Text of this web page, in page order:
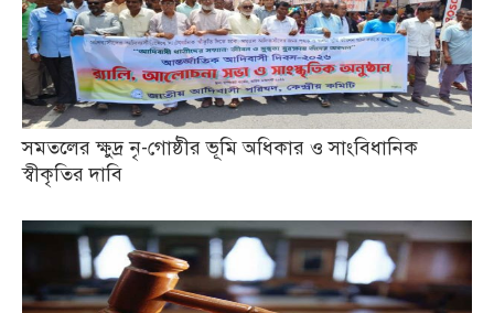
সমতলের ক্ষুদ্র নৃ-গোষ্ঠীর ভূমি অধিকার ও সাংবিধানিক
স্বীকৃতির দাবি